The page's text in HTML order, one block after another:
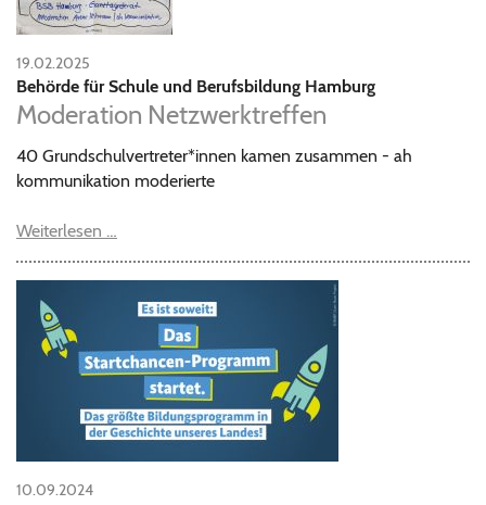
19.02.2025
Behörde für Schule und Berufsbildung Hamburg
Moderation Netzwerktreffen
40 Grundschulvertreter*innen kamen zusammen - ah
kommunikation moderierte
Weiterlesen …
10.09.2024